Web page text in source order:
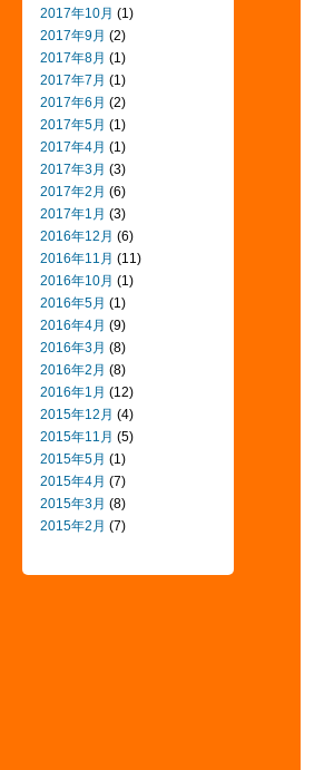
2017年10月 (1)
2017年9月 (2)
2017年8月 (1)
2017年7月 (1)
2017年6月 (2)
2017年5月 (1)
2017年4月 (1)
2017年3月 (3)
2017年2月 (6)
2017年1月 (3)
2016年12月 (6)
2016年11月 (11)
2016年10月 (1)
2016年5月 (1)
2016年4月 (9)
2016年3月 (8)
2016年2月 (8)
2016年1月 (12)
2015年12月 (4)
2015年11月 (5)
2015年5月 (1)
2015年4月 (7)
2015年3月 (8)
2015年2月 (7)